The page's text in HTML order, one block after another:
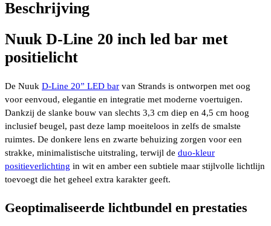
positielicht
IP69K
waterdicht
aantal
Beschrijving
Nuuk D-Line 20 inch led bar met
positielicht
De Nuuk D-Line 20” LED bar van Strands is ontworpen met oog
voor eenvoud, elegantie en integratie met moderne voertuigen.
Dankzij de slanke bouw van slechts 3,3 cm diep en 4,5 cm hoog
inclusief beugel, past deze lamp moeiteloos in zelfs de smalste
ruimtes. De donkere lens en zwarte behuizing zorgen voor een
strakke, minimalistische uitstraling, terwijl de duo-kleur
positieverlichting in wit en amber een subtiele maar stijlvolle lichtlijn
toevoegt die het geheel extra karakter geeft.
Geoptimaliseerde lichtbundel en prestaties